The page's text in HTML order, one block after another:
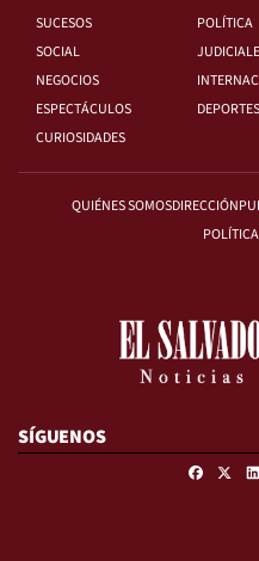
SUCESOS
POLÍTICA
SOCIAL
NEGOCIOS
ESPECTÁCULOS
DEPORTES
CURIOSIDADES
QUIÉNES SOMOSDIRECCIÓN
SÍGUENOS
Facebook